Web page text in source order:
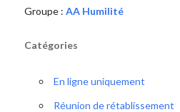
Groupe : AA Humilité
Catégories
En ligne uniquement
Réunion de rétablissement